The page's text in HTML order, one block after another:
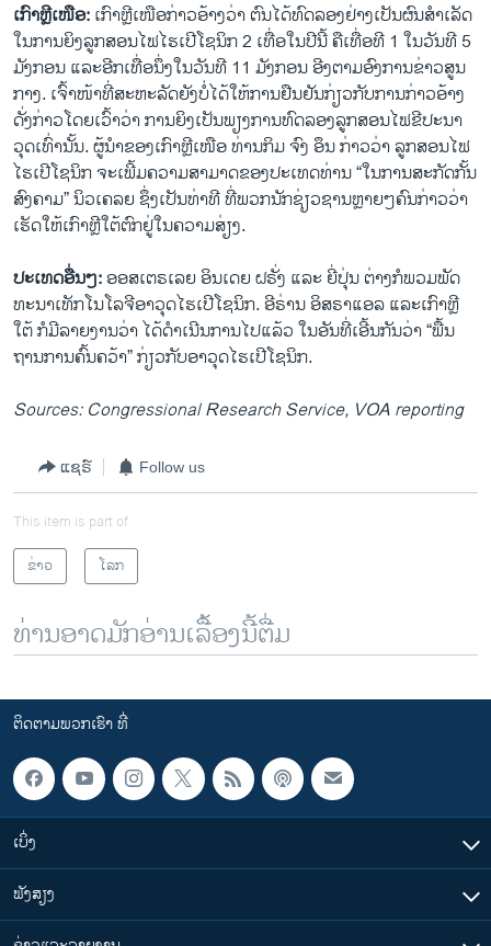
ເກົາ​ຫຼີ​ເໜືອ:ເກົາ​ຫຼີ​ເໜືອ​ກ່າວ​ອ້າງວ່າ ຕົນ​ໄດ້​ທົດ​ລອງ​ຢ່າງ​ເປັນ​ຜົນ​ສຳ​ເລັດ​
ໃນ​ການ​ຍິງ​ລູກ​ສອນ​ໄຟ​ໄຮ​ເປີ​ໂຊ​ນິກ 2 ເທື່ອ​ໃນ​ປີນີ້ ຄື​ເທື່ອ​ທີ 1 ໃນ​ວັນ​ທີ 5
ມັງກອນ ແລະ​ອີກ​ເທື່ອ​ນຶ່ງ​ໃນ​ວັນ​ທີ 11 ມັງ​ກອນ ອີງ​ຕາມ​ອົງ​ການ​ຂ່າວ​ສູນ​
ກາງ. ເຈົ້າ​ໜ້າ​ທີ່​ສະ​ຫະ​ລັດຍັງ​ບໍ່​ໄດ້​ໃຫ້​ການ​ຢືນ​ຢັນ​ກ່ຽວ​ກັບ​ການ​ກ່າວ​ອ້າງ​
ດັ່ງ​ກ່າວ​ໂດຍ​ເວົ້າ​ວ່າ ການ​ຍິງ​ເປັນ​ພຽງ​ການ​ທົດ​ລອງ​ລູກ​ສອນ​ໄຟ​ຂີ​ປະ​ນາ​
ວຸດ​ເທົ່າ​ນັ້ນ. ຜູ້​ນຳ​ຂອງ​ເກົາ​ຫຼີ​ເໜືອ ທ່ານ​ກິມ ຈົງ ອຶນ ກ່າວ​ວ່າ ລູກ​ສອນ​ໄຟ​
ໄຮ​ເປີ​ໂຊ​ນິກ ຈະ​ເພີ້ມ​ຄວາມ​ສາ​ມາດ​ຂອງ​ປະ​ເທດ​ທ່ານ “ໃນ​ກາ​ນ​ສະ​ກັດ​ກັ້ນ​
ສົງ​ຄາມ” ນິວ​ເຄ​ລຍ ຊຶ່ງ​ເປັນ​ທ່າ​ທີ​ ທີ່​ພວກ​ນັກ​ຊ່ຽວ​ຊານ​ຫຼາຍໆ​ຄົນ​ກ່າວ​ວ່າ
ເຮັດ​ໃຫ້​ເກົາ​ຫຼີ​ໃຕ້​ຕົກ​ຢູ່​ໃນ​ຄວາມ​ສ່ຽງ.
ປະ​ເທດ​ອື່ນໆ:ອອ​ສ​ເຕ​ຣ​ເລຍ ອິນ​ເດຍ ຝ​ຣັ່ງ ແລະ ຍີ່​ປຸ່ນ ຕ່າງ​ກໍ​ພວມ​ພັດ​
ທະ​ນາ​ເທັກ​ໂນ​ໂລ​ຈີອາ​ວຸດ​ໄຮ​ເປີ​ໂຊ​ນິກ. ອີ​ຣ່ານ ອິ​ສ​ຣາ​ແອ​ລ ແລະເກົາ​ຫຼີ​
ໃຕ້​ ກໍ​ມີ​ລາຍ​ງານ​ວ່າ ໄດ້​ດຳ​ເນີນ​ການໄປ​ແລ້ວ​ ໃນ​ອັນ​ທີ່​ເອີ້ນ​ກັນ​ວ່າ “ພື້ນ​
ຖານ​ການ​ຄົ້ນ​ຄວ້າ” ກ່ຽວ​ກັບ​ອາ​ວຸດ​ໄຮ​ເປີ​ໂຊ​ນິກ.
Sources: Congressional Research Service, VOA reporting
ແຊຣ໌ Follow us
This item is part of
ຂ່າວ
ໂລກ
ທ່ານອາດມັກອ່ານເລື້ອງນີ້ຕື່ມ
ຕິດຕາມພວກເຮົາ ທີ່
ເບິ່ງ
ຟັງສຽງ